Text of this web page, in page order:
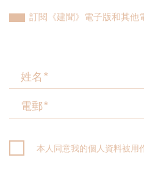
訂閱《建聞》電子版和其他
本人同意我的個人資料被用